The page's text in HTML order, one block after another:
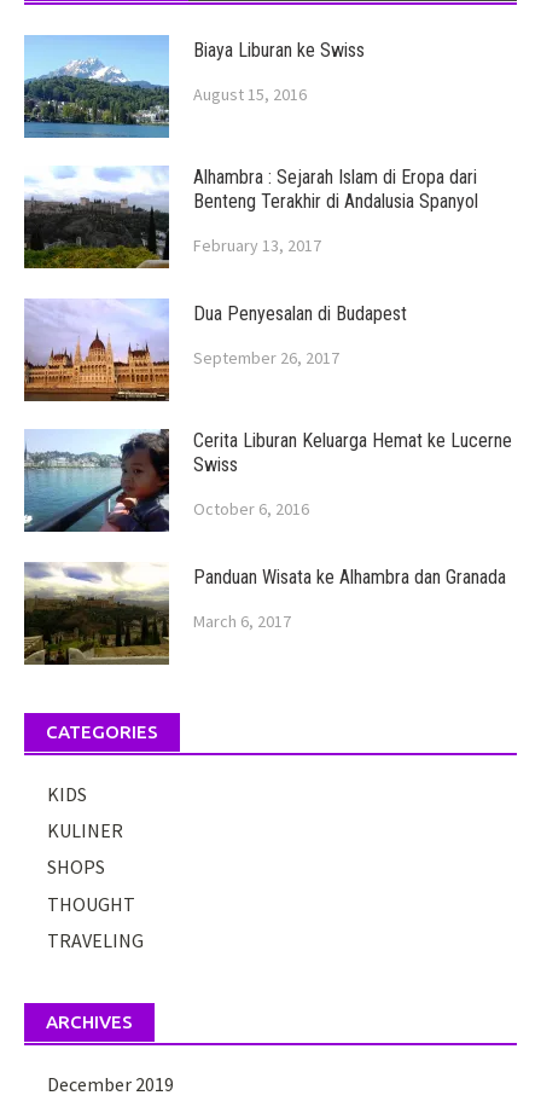
Biaya Liburan ke Swiss
August 15, 2016
Alhambra : Sejarah Islam di Eropa dari
Benteng Terakhir di Andalusia Spanyol
February 13, 2017
Dua Penyesalan di Budapest
September 26, 2017
Cerita Liburan Keluarga Hemat ke Lucerne
Swiss
October 6, 2016
Panduan Wisata ke Alhambra dan Granada
March 6, 2017
CATEGORIES
KIDS
KULINER
SHOPS
THOUGHT
TRAVELING
ARCHIVES
December 2019